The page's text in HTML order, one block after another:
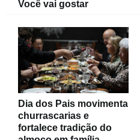
Você vai gostar
Dia dos Pais movimenta
churrascarias e
fortalece tradição do